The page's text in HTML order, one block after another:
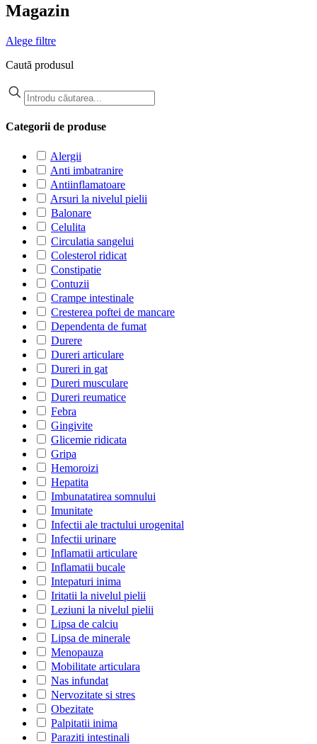
Magazin
Alege filtre
Caută produsul
Categorii de produse
Alergii
Anti imbatranire
Antiinflamatoare
Arsuri la nivelul pielii
Balonare
Celulita
Circulatia sangelui
Colesterol ridicat
Constipatie
Contuzii
Crampe intestinale
Cresterea poftei de mancare
Dependenta de fumat
Durere
Dureri articulare
Dureri in gat
Dureri musculare
Dureri reumatice
Febra
Gingivite
Glicemie ridicata
Gripa
Hemoroizi
Hepatita
Imbunatatirea somnului
Imunitate
Infectii ale tractului urogenital
Infectii urinare
Inflamatii articulare
Inflamatii bucale
Intepaturi inima
Iritatii la nivelul pielii
Leziuni la nivelul pielii
Lipsa de calciu
Lipsa de minerale
Menopauza
Mobilitate articulara
Nas infundat
Nervozitate si stres
Obezitate
Palpitatii inima
Paraziti intestinali